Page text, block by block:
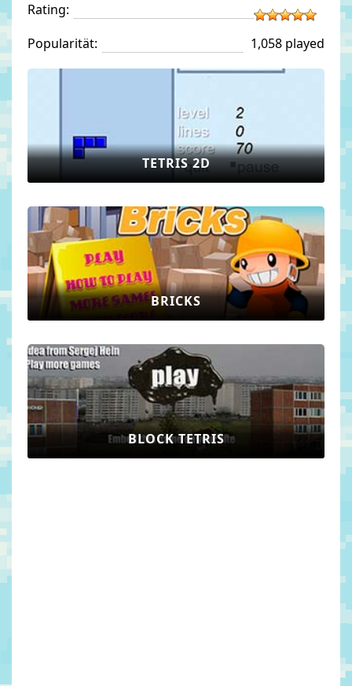
Rating:
Popularität:
1,058 played
TETRIS 2D
BRICKS
BLOCK TETRIS